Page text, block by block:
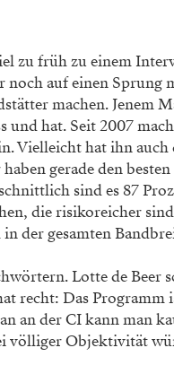
zu früh zu einem
auf einen Sprung
machen. Jenem
hat. Seit 2007
Vielleicht hat ihn auch
gerade den
sind es 87
die risikoreicher
der gesamten
Lotte de Beer
recht: Das Programm
an der CI kann man
völliger Objektivität